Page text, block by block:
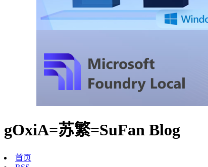
gOxiA=苏繁=SuFan Blog
首页